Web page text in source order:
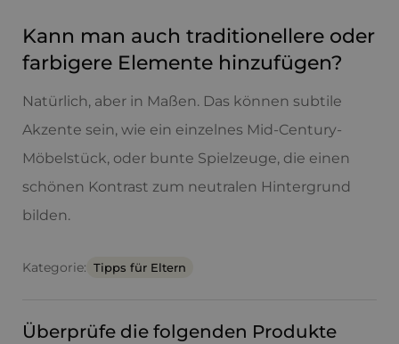
Kann man auch traditionellere oder
farbigere Elemente hinzufügen?
Natürlich, aber in Maßen. Das können subtile
Akzente sein, wie ein einzelnes Mid-Century-
Möbelstück, oder bunte Spielzeuge, die einen
schönen Kontrast zum neutralen Hintergrund
bilden.
Kategorie: Tipps für Eltern
Überprüfe die folgenden Produkte